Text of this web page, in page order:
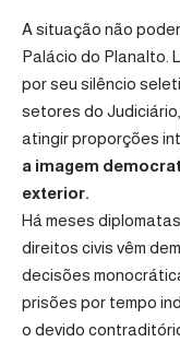
A situação não
Palácio do Planalto.
por seu silêncio
setores do
atingir proporções
a imagem
exterior.
Há meses
direitos civis vêm
decisões
prisões por tempo
o devido